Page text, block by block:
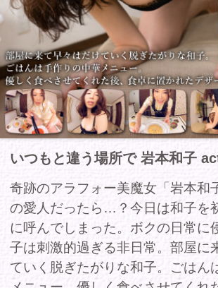
いつもと違う場所で 岩本和子 act1
奇跡のアラフォー美魔女「岩本和子」がもしボク
の愛人だったら…？今日は和子を初めてボクの家
に呼んでしまった。ボクの日常に侵入してくる和
子は刺激的過ぎる非日常。部屋に来て早々はだけ
ていく脱ぎたがりな和子。ごはんは手作りの中華
メニュー。優しく食べさせてくれた後、食卓に置
かれたデザートはモチロン和子…。＜バイノーラ
ル録音作品＞
商品コー
FAIT-005
収録時間
34分
発売日
2018年01月19日
レーベル
-
シリーズ
いつもと違う場所で
ジャンル
-